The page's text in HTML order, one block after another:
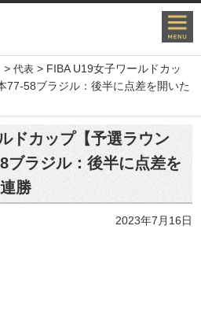
>代表 > FIBA U19女子ワールドカッ
77-58ブラジル：後半に点差を開いた
ドカップ【予選ラウン
ブラジル：後半に点差を
勝
2023年7月16日